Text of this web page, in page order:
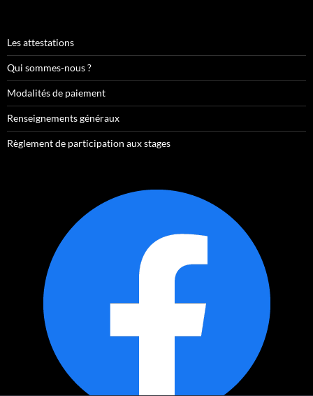
Les attestations
Qui sommes-nous ?
Modalités de paiement
Renseignements généraux
Règlement de participation aux stages